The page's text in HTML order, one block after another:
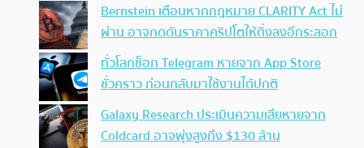
Bernstein เตือนหากกฎหมาย CLARITY Act ไม่
ผ่าน อาจกดดันราคาคริปโตให้ดิ่งลงอีกระลอก
ทั่วโลกช็อก Telegram หายจาก App Store
ชั่วคราว ก่อนกลับมาใช้งานได้ปกติ
Galaxy Research ประเมินความเสียหายจาก
Coldcard อาจพุ่งสูงถึง $130 ล้าน